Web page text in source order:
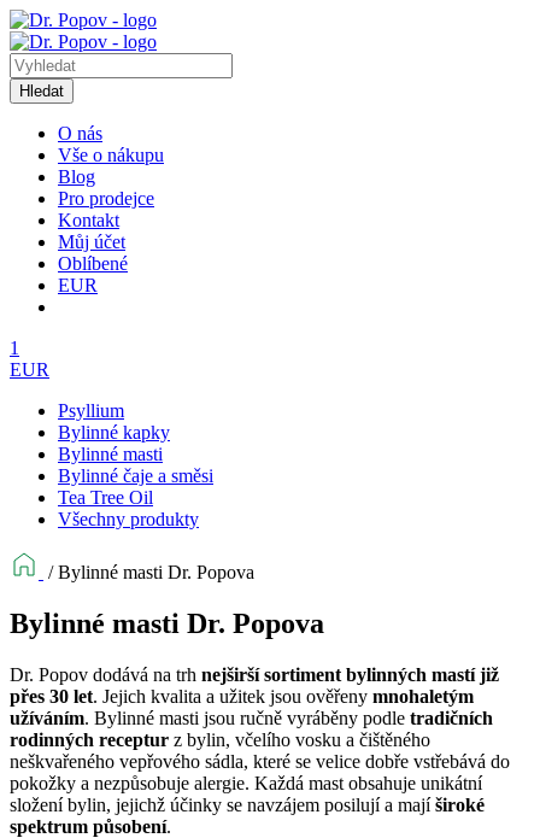
Hledat
O nás
Vše o nákupu
Blog
Pro prodejce
Kontakt
Můj účet
Oblíbené
EUR
1
EUR
Psyllium
Bylinné kapky
Bylinné masti
Bylinné čaje a směsi
Tea Tree Oil
Všechny produkty
/Bylinné masti Dr. Popova
Bylinné masti Dr. Popova
Dr. Popov dodává na trh nejširší sortiment bylinných mastí již
přes 30 let. Jejich kvalita a užitek jsou ověřeny mnohaletým
užíváním. Bylinné masti jsou ručně vyráběny podle tradičních
rodinných receptur z bylin, včelího vosku a čištěného
neškvařeného vepřového sádla, které se velice dobře vstřebává do
pokožky a nezpůsobuje alergie. Každá mast obsahuje unikátní
složení bylin, jejichž účinky se navzájem posilují a majíširoké
spektrum působení.